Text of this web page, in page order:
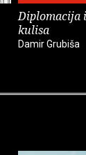
Diplomacija
kulisa
Damir Grubiša